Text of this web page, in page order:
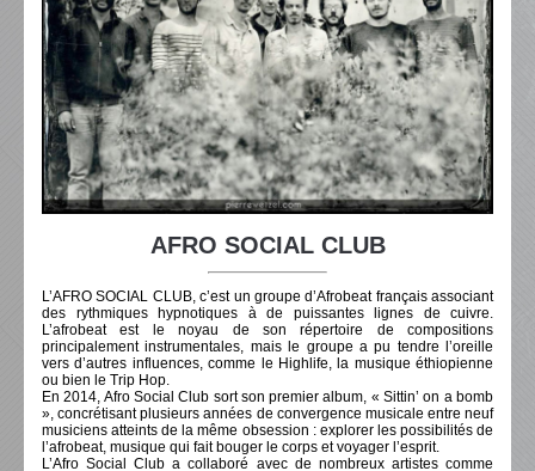
AFRO SOCIAL CLUB
L’AFRO SOCIAL CLUB, c’est un groupe d’Afrobeat français associant
des rythmiques hypnotiques à de puissantes lignes de cuivre.
L’afrobeat est le noyau de son répertoire de compositions
principalement instrumentales, mais le groupe a pu tendre l’oreille
vers d’autres influences, comme le Highlife, la musique éthiopienne
ou bien le Trip Hop.
En 2014, Afro Social Club sort son premier album, « Sittin’ on a bomb
», concrétisant plusieurs années de convergence musicale entre neuf
musiciens atteints de la même obsession : explorer les possibilités de
l’afrobeat, musique qui fait bouger le corps et voyager l’esprit.
L’Afro Social Club a collaboré avec de nombreux artistes comme